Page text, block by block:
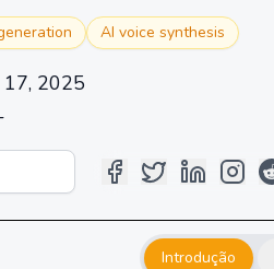
AI voice synthesis
17, 2025
Introdução